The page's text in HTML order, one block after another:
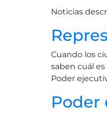
Noticias
Cuando los
saben cuál
Poder
Poder